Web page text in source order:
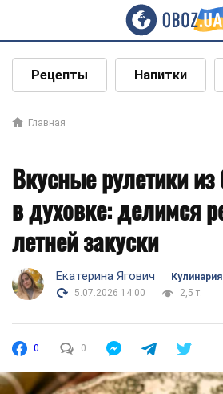
Рецепты Напитки
Главная
Вкусные рулетики
в духовке: делимся
летней закуски
Екатерина Ягович
Кулинария
5.07.2026 14:00
2,5 т.
0 0